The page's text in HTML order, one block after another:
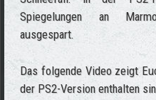
Spiegelungen an
ausgespart.
Das folgende Video zeigt
der PS2-Version enthalten